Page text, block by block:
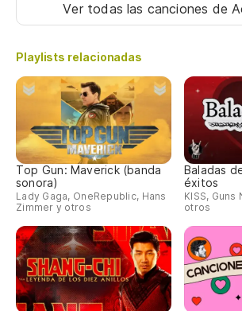
Ver todas las canciones de
Playlists relacionadas
Top Gun: Maverick (banda
sonora)
Lady Gaga, OneRepublic, Hans
Zimmer y otros
Baladas
éxitos
KISS, Guns
otros